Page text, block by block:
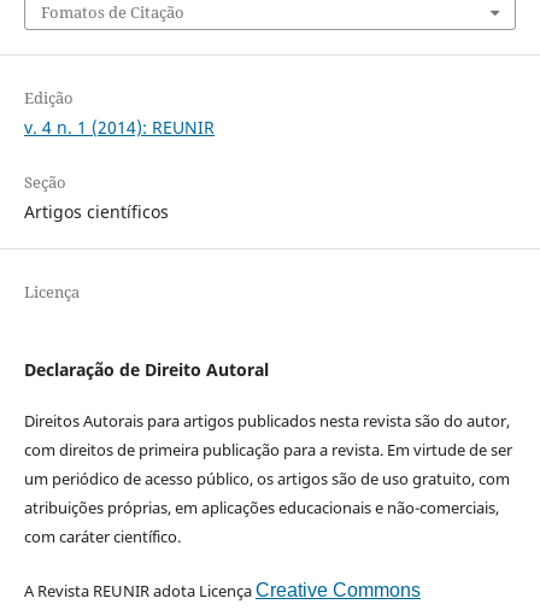
Fomatos de Citação
Edição
v. 4 n. 1 (2014): REUNIR
Seção
Artigos científicos
Licença
Declaração de Direito Autoral
Direitos Autorais para artigos publicados nesta revista são do autor,
com direitos de primeira publicação para a revista. Em virtude de ser
um periódico de acesso público, os artigos são de uso gratuito, com
atribuições próprias, em aplicações educacionais e não-comerciais,
com caráter científico.
A Revista REUNIR adota LicençaCreative Commons